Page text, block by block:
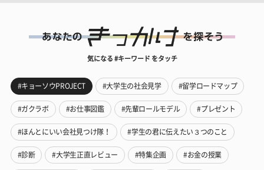
気になる #キーワード をタッチ
#キョーソウPROJECT #大学生の社会見学 #留学ロードマップ
#ガクラボ #お仕事図鑑 #先輩ロールモデル #プレゼント
#ほんとにいい会社見つけ隊！ #学生の君に伝えたい３つのこと
#診断 #大学生正直レビュー #特集企画 #お金の授業